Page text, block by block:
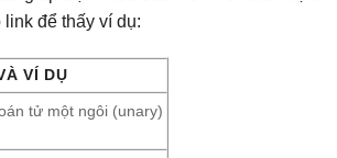
để thấy ví dụ:
VÍ DỤ
tử một ngôi (unary)